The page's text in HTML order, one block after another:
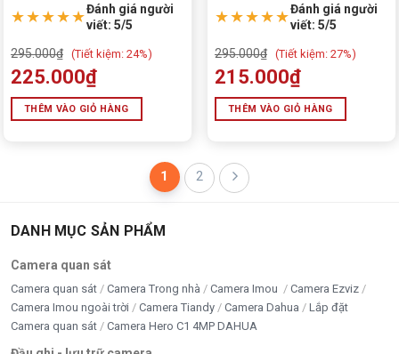
★★★★★Đánh giá người
viết: 5/5
295.000₫ (Tiết kiệm: 24%)
225.000₫
THÊM VÀO GIỎ HÀNG
Socket 2011
★★★★★Đánh giá người
viết: 5/5
295.000₫ (Tiết kiệm: 27%)
215.000₫
THÊM VÀO GIỎ HÀNG
1 2
DANH MỤC SẢN PHẨM
Camera quan sát
Camera quan sát Camera Trong nhà Camera Imou
Camera Ezviz
Camera Imou ngoài trời
Camera Tiandy Camera Dahua
Lắp đặt
Camera quan sát
Camera Hero C1 4MP DAHUA